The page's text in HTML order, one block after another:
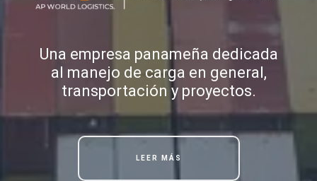
Una empresa panameña dedicada
al manejo de carga en general,
transportación y proyectos.
LEER MÁS